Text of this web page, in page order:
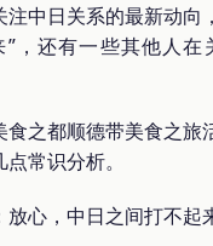
中日关系的最新动向
，还有一些其他人在
食之都顺德带美食之旅
常识分析。
心，中日之间打不起